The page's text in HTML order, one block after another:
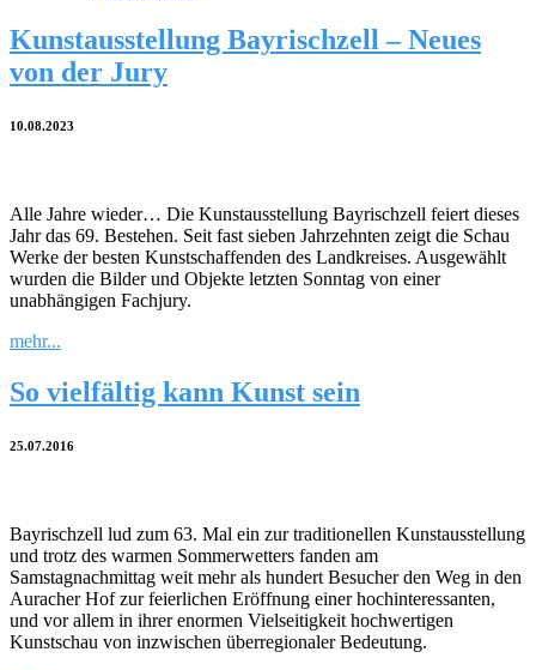
Kunstausstellung Bayrischzell – Neues
von der Jury
10.08.2023
Alle Jahre wieder… Die Kunstausstellung Bayrischzell feiert dieses
Jahr das 69. Bestehen. Seit fast sieben Jahrzehnten zeigt die Schau
Werke der besten Kunstschaffenden des Landkreises. Ausgewählt
wurden die Bilder und Objekte letzten Sonntag von einer
unabhängigen Fachjury.
mehr...
So vielfältig kann Kunst sein
25.07.2016
Bayrischzell lud zum 63. Mal ein zur traditionellen Kunstausstellung
und trotz des warmen Sommerwetters fanden am
Samstagnachmittag weit mehr als hundert Besucher den Weg in den
Auracher Hof zur feierlichen Eröffnung einer hochinteressanten,
und vor allem in ihrer enormen Vielseitigkeit hochwertigen
Kunstschau von inzwischen überregionaler Bedeutung.